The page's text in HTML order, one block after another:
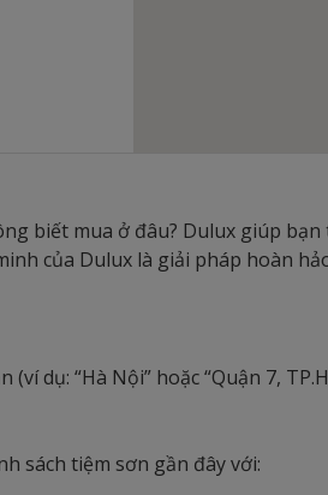
biết mua ở đâu? Dulux giúp
của Dulux là giải pháp hoàn
(ví dụ: “Hà Nội” hoặc “Quận 7,
sách tiệm sơn gần đây với: